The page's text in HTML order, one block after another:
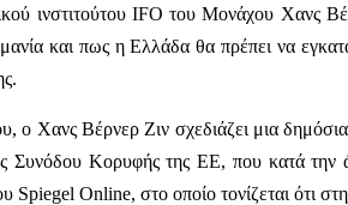
ινστιτούτου IFO του Μονάχου Χανς
και πως η Ελλάδα θα πρέπει να
ο Χανς Βέρνερ Ζιν σχεδιάζει μια
Συνόδου Κορυφής της ΕΕ, που κατά την
Spiegel Online, στο οποίο τονίζεται ότι